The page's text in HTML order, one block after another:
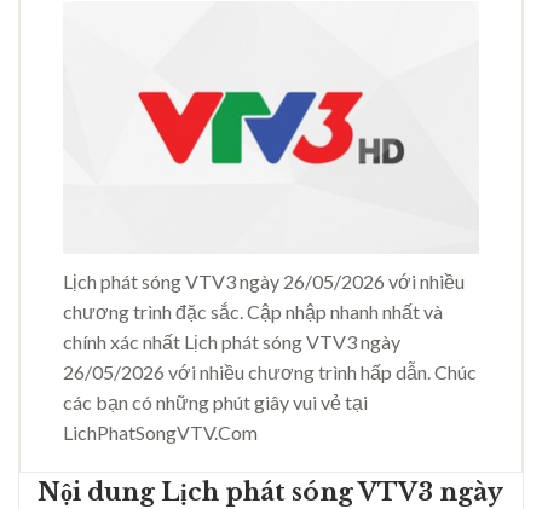
Lịch phát sóng VTV3 ngày 26/05/2026 với nhiều
chương trình đặc sắc. Cập nhập nhanh nhất và
chính xác nhất Lịch phát sóng VTV3 ngày
26/05/2026 với nhiều chương trình hấp dẫn. Chúc
các bạn có những phút giây vui vẻ tại
LichPhatSongVTV.Com
Nội dung Lịch phát sóng VTV3 ngày